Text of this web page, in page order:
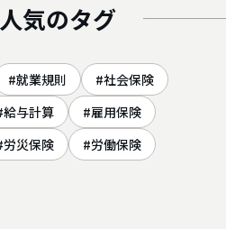
人気のタグ
就業規則
社会保険
給与計算
雇用保険
労災保険
労働保険